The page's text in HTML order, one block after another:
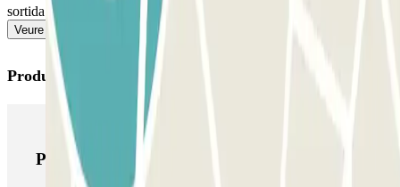
sortida per a evitar cues.
Veure més
Productes de Parclick
Productes de Parclick